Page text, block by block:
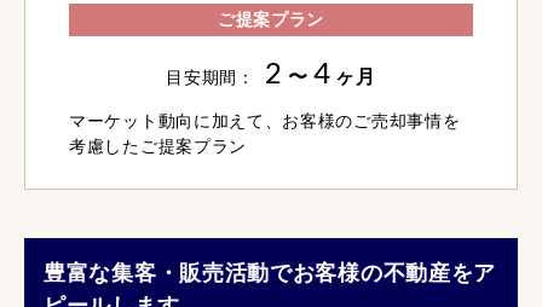
ご提案プラン
目安期間： 2 〜 4 ヶ月
マーケット動向に加えて、お客様のご売却事情を
考慮したご提案プラン
豊富な集客・販売活動でお客様の不動産をア